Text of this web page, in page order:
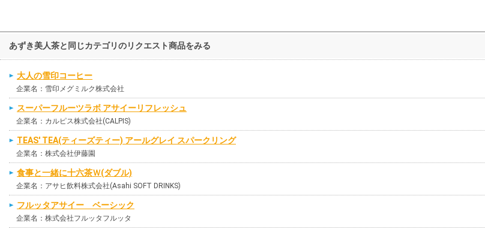
あずき美人茶と同じカテゴリのリクエスト商品をみる
大人の雪印コーヒー
企業名：雪印メグミルク株式会社
スーパーフルーツラボ アサイーリフレッシュ
企業名：カルピス株式会社(CALPIS)
TEAS' TEA(ティーズティー) アールグレイ スパークリング
企業名：株式会社伊藤園
食事と一緒に十六茶Ｗ(ダブル)
企業名：アサヒ飲料株式会社(Asahi SOFT DRINKS)
フルッタアサイー ベーシック
企業名：株式会社フルッタフルッタ